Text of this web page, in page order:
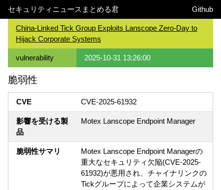
セキュリティニュースまとめる君 Github
China-Linked Tick Group Exploits Lanscope Zero-Day to
Hijack Corporate Systems
vulnerability 2025-10-31 13:26:00
脆弱性
CVE CVE-2025-61932
影響を受ける製
品
Motex Lanscope Endpoint Manager
脆弱性サマリ
Motex Lanscope Endpoint Managerの
重大なセキュリティ欠陥(CVE-2025-
61932)が悪用され、チャイナリンクの
Tickグループによって企業システムが